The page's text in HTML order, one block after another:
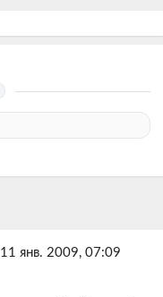
11 янв. 2009, 07:09